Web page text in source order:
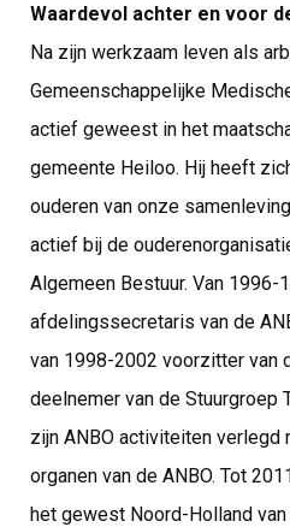
Waardevol achter en voor
Na zijn werkzaam leven als
Gemeenschappelijke
actief geweest in het
gemeente Heiloo. Hij heeft
ouderen van onze
actief bij de
Algemeen Bestuur. Van 1996-
afdelingssecretaris van de
van 1998-2002 voorzitter van
deelnemer van de Stuurgroep
zijn ANBO activiteiten verlegd
organen van de ANBO. Tot
het gewest Noord-Holland